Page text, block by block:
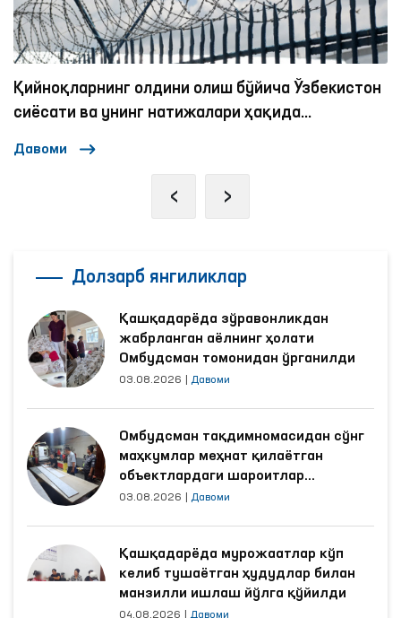
Қийноқларнинг олдини олиш бўйича Ўзбекистон
сиёсати ва унинг натижалари ҳақида
Давоми
‹ ›
Долзарб янгиликлар
Қашқадарёда зўравонликдан
жабрланган аёлнинг ҳолати
Омбудсман томонидан ўрганилди
03.08.2026 Давоми
Омбудсман тақдимномасидан сўнг
маҳкумлар меҳнат қилаётган
объектлардаги шароитлар
яхшиланди
03.08.2026 Давоми
Қашқадарёда мурожаатлар кўп
келиб тушаётган ҳудудлар билан
манзилли ишлаш йўлга қўйилди
04.08.2026 Давоми